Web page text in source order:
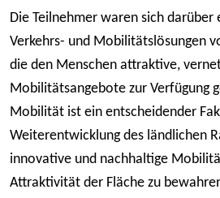
Die Teilnehmer waren sich darüber
Verkehrs- und Mobilitätslösungen
die den Menschen attraktive,
Mobilitätsangebote zur Verfügung
Mobilität ist ein entscheidender
Weiterentwicklung des ländlichen
innovative und nachhaltige
Attraktivität der Fläche zu